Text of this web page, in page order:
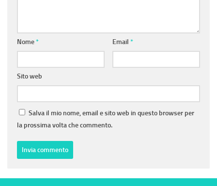
Nome* Email *
Sito web
Salva il mio nome, email e sito web in questo browser per
la prossima volta che commento.